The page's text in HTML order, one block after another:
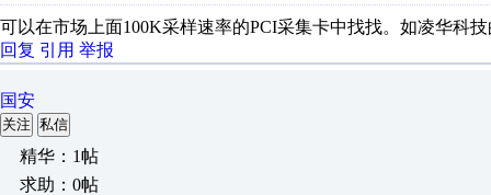
可以在市场上面100K采样速率的PCI采集卡中找找。如凌华科技
回复 引用 举报
国安
关注 私信
精华：1帖
求助：0帖